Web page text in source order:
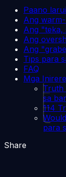
Paano
Ang
Ang "teka,
Ang
Ang
Tips para
FAQ
Mga
Truth
sa
114
para
Share